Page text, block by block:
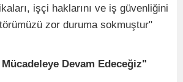
işçi haklarını ve iş güvenliğini
zor duruma sokmuştur"
Devam Edeceğiz"